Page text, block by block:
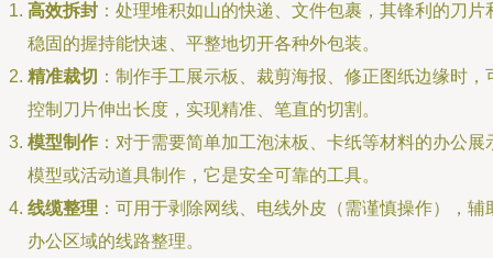
高效拆封 ：处理堆积如山的快递、文件包裹，其锋利的刀片
稳固的握持能快速、平整地切开各种外包装。
精准裁切 ：制作手工展示板、裁剪海报、修正图纸边缘时，
控制刀片伸出长度，实现精准、笔直的切割。
模型制作 ：对于需要简单加工泡沫板、卡纸等材料的办公展
模型或活动道具制作，它是安全可靠的工具。
线缆整理 ：可用于剥除网线、电线外皮（需谨慎操作），辅
办公区域的线路整理。